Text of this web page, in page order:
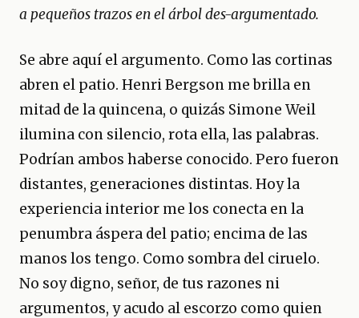
a pequeños trazos en el árbol des-argumentado.
Se abre aquí el argumento. Como las cortinas
abren el patio. Henri Bergson me brilla en
mitad de la quincena, o quizás Simone Weil
ilumina con silencio, rota ella, las palabras.
Podrían ambos haberse conocido. Pero fueron
distantes, generaciones distintas. Hoy la
experiencia interior me los conecta en la
penumbra áspera del patio; encima de las
manos los tengo. Como sombra del ciruelo.
No soy digno, señor, de tus razones ni
argumentos, y acudo al escorzo como quien